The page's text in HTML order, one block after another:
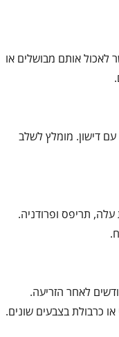
לאכול אותם מבושלים או
דישון. מומלץ לשלב
תריפס ופרודניה.
פורחת באביב, קיץ וסתיו, כ-2 עד 5 חודשים לאחר הזריעה.
כרבולת בצבעים שונים.